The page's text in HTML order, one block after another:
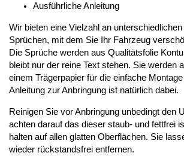
Ausführliche Anleitung
Wir bieten eine Vielzahl an unterschiedlichen
Sprüchen, mit dem Sie Ihr Fahrzeug
Die Sprüche werden aus Qualitätsfolie
bleibt nur der reine Text stehen. Sie werden
einem Trägerpapier für die einfache
Anleitung zur Anbringung ist natürlich dabei.
Reinigen Sie vor Anbringung unbedingt den
achten darauf das dieser staub- und fettfrei
halten auf allen glatten Oberflächen. Sie
wieder rückstandsfrei entfernen.